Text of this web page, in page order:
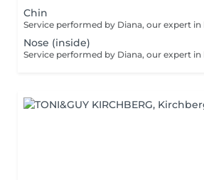
Chin
Nose (inside)